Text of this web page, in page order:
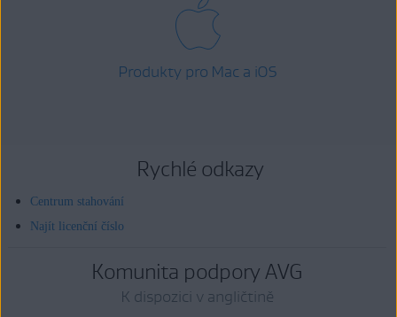
Produkty pro Mac a iOS
Rychlé odkazy
Centrum stahování
Najít licenční číslo
Komunita podpory AVG
K dispozici v angličtině